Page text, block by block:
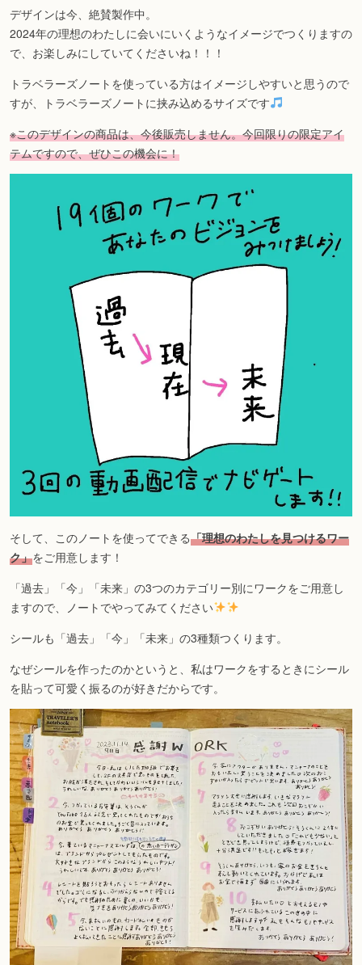
デザインは今、絶賛製作中。
2024年の理想のわたしに会いにいくようなイメージでつくりますの
で、お楽しみにしていてくださいね！！！
トラベラーズノートを使っている方はイメージしやすいと思うので
すが、トラベラーズノートに挟み込めるサイズです
※このデザインの商品は、今後販売しません。今回限りの限定アイ
テムですので、ぜひこの機会に！
そして、このノートを使ってできる「理想のわたしを見つけるワー
ク」をご用意します！
「過去」「今」「未来」の3つのカテゴリー別にワークをご用意し
ますので、ノートでやってみてください
シールも「過去」「今」「未来」の3種類つくります。
なぜシールを作ったのかというと、私はワークをするときにシール
を貼って可愛く振るのが好きだからです。